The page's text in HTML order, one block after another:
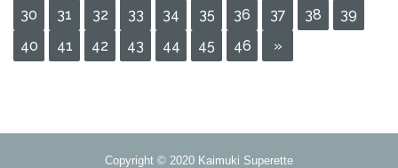
30
31 32 33 34 35 36 37 38
39
40
41 42 43 44 45 46 »
Copyright © 2020 Kaimuki Superette